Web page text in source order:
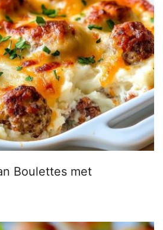
Boulettes met